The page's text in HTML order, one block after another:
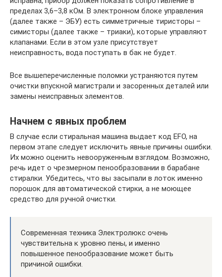
пределах 3,6–3,8 кОм. В электронном блоке управления
(далее также – ЭБУ) есть симметричные тиристоры –
симисторы (далее также – триаки), которые управляют
клапанами. Если в этом узле присутствует
неисправность, вода поступать в бак не будет.
Все вышеперечисленные поломки устраняются путем
очистки впускной магистрали и засоренных деталей или
замены неисправных элементов.
Начнем с явных проблем
В случае если стиральная машина выдает код EFO, на
первом этапе следует исключить явные причины ошибки.
Их можно оценить невооруженным взглядом. Возможно,
речь идет о чрезмерном пенообразовании в барабане
стиралки. Убедитесь, что вы засыпали в лоток именно
порошок для автоматической стирки, а не моющее
средство для ручной очистки.
Современная техника Электролюкс очень
чувствительна к уровню пены, и именно
повышенное пенообразование может быть
причиной ошибки.